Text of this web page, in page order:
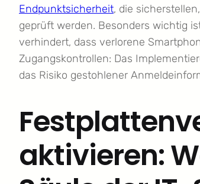
Endpunktsicherheit, die
geprüft werden. Besonders wichtig
verhindert, dass verlorene
Zugangskontrollen: Das
das Risiko gestohlener
aktivieren: